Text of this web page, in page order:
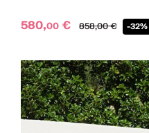
580,00 € 858,00€ -32%